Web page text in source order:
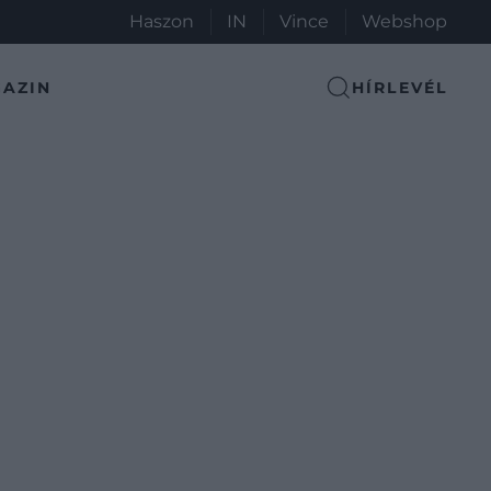
Haszon IN Vince Webshop
HÍRLEVÉL